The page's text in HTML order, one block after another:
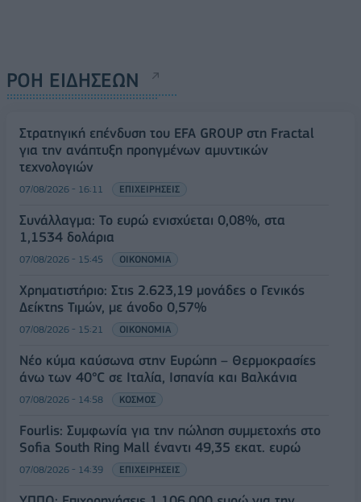
ΡΟΗ ΕΙΔΗΣΕΩΝ
Στρατηγική επένδυση του EFA GROUP στη Fractal
για την ανάπτυξη προηγμένων αμυντικών
τεχνολογιών
07/08/2026 - 16:11 ΕΠΙΧΕΙΡΗΣΕΙΣ
Συνάλλαγμα: Το ευρώ ενισχύεται 0,08%, στα
1,1534 δολάρια
07/08/2026 - 15:45 ΟΙΚΟΝΟΜΙΑ
Χρηματιστήριο: Στις 2.623,19 μονάδες ο Γενικός
Δείκτης Τιμών, με άνοδο 0,57%
07/08/2026 - 15:21 ΟΙΚΟΝΟΜΙΑ
Νέο κύμα καύσωνα στην Ευρώπη – Θερμοκρασίες
άνω των 40°C σε Ιταλία, Ισπανία και Βαλκάνια
07/08/2026 - 14:58 ΚΟΣΜΟΣ
Fourlis: Συμφωνία για την πώληση συμμετοχής στο
Sofia South Ring Mall έναντι 49,35 εκατ. ευρώ
07/08/2026 - 14:39 ΕΠΙΧΕΙΡΗΣΕΙΣ